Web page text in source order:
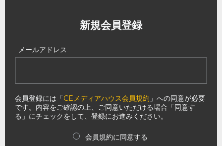
新規会員登録
メールアドレス
会員登録には「CEメディアハウス会員規約 」への同意が必要
です。内容をご確認の上、ご同意いただける場合「同意す
る」にチェックをして、登録にお進みください。
会員規約に同意する